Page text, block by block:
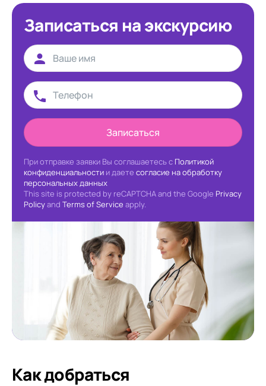
Записаться на экскурсию
Записаться
При отправке заявки Вы соглашаетесь с Политикой
конфиденциальности и даете согласие на обработку
персональных данных
This site is protected by reCAPTCHA and the Google Privacy
Policyand Terms of Service apply.
Как добраться